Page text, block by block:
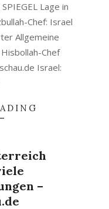
Lage in
Chef: Israel
Allgemeine
Chef
Israel:
–